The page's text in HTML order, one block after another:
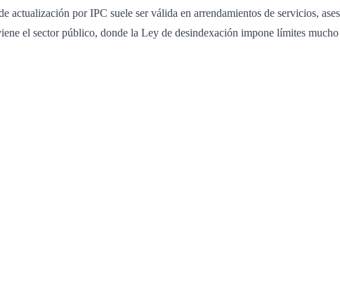
actualización por IPC suele ser válida en arrendamientos de servicios,
el sector público, donde la Ley de desindexación impone límites